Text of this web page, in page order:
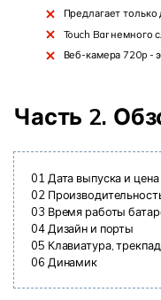
Предлагает
Touch Bar немного
Веб-камера 720p -
Часть 2.
01 Дата выпуска и цена
02
03 Время работы
04 Дизайн и порты
05 Клавиатура,
06 Динамик